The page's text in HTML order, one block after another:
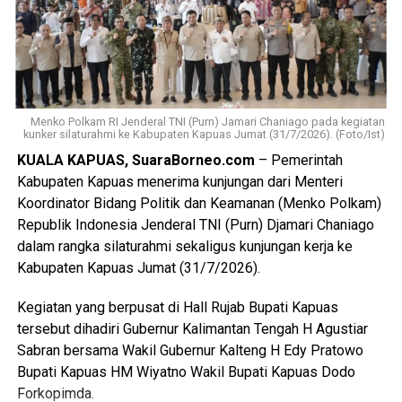
menonton pertandingan final Piala Dunia ia kembali
mendatangi barak karena kembali terlibat cekcok dengan
korban,” katanya.
Nah saat pintu kamar dikunci dari dalam tersangka
menggedor hingga mendobrak pintu kemudian masuk
sambil merusak sejumlah barang dan melanjutkan
pertengkaran.
Tak lama kemudian tersangka diduga menyiramkan sekitar
satu liter BBM jenis pertalite ke lantai kamar dan barang-
barang milik korban sebelum menyalakan korek api yang
memicu kobaran api.
Akibat kebakaran tersebut empat orang mengalami luka
bakar, yakni Rah (26) Muh(5) Len (26) dan Am(25). Selain
korban luka sejumlah barang berharga ikut hangus terbakar
di antaranya pakaian tas dan satu unit iPhone 12 Pro Max.
Menko Polkam RI Jenderal TNI (Purn) Jamari Chaniago pada kegiatan
kunker silaturahmi ke Kabupaten Kapuas Jumat (31/7/2026). (Foto/Ist)
KUALA KAPUAS, SuaraBorneo.com – Pemerintah
Kabupaten Kapuas menerima kunjungan dari Menteri
Koordinator Bidang Politik dan Keamanan (Menko Polkam)
Republik Indonesia Jenderal TNI (Purn) Djamari Chaniago
dalam rangka silaturahmi sekaligus kunjungan kerja ke
Kabupaten Kapuas Jumat (31/7/2026).
Kegiatan yang berpusat di Hall Rujab Bupati Kapuas
tersebut dihadiri Gubernur Kalimantan Tengah H Agustiar
Sabran bersama Wakil Gubernur Kalteng H Edy Pratowo
Bupati Kapuas HM Wiyatno Wakil Bupati Kapuas Dodo
Forkopimda.